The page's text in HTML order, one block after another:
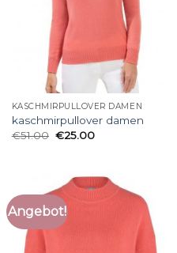
KASCHMIRPULLOVER DAMEN
kaschmirpullover damen
€51.00 €25.00
Angebot!